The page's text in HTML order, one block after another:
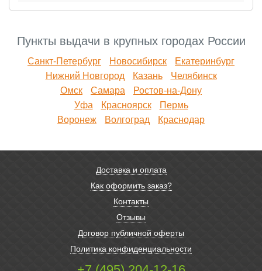
Пункты выдачи в крупных городах России
Санкт-Петербург Новосибирск
Екатеринбург
Нижний Новгород
Казань
Челябинск
Омск
Самара
Ростов-на-Дону
Уфа
Красноярск
Пермь
Воронеж
Волгоград Краснодар
Доставка и оплата
Как оформить заказ?
Контакты
Отзывы
Договор публичной оферты
Политика конфиденциальности